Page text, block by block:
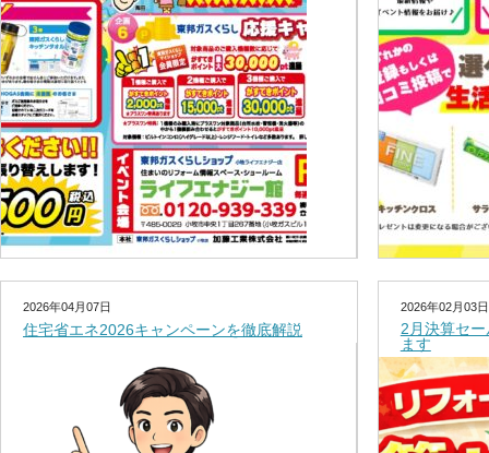
2026年04月07日
住宅省エネ2026キャンペーンを徹底解説
2026年02月03日
2月決算セ
ます